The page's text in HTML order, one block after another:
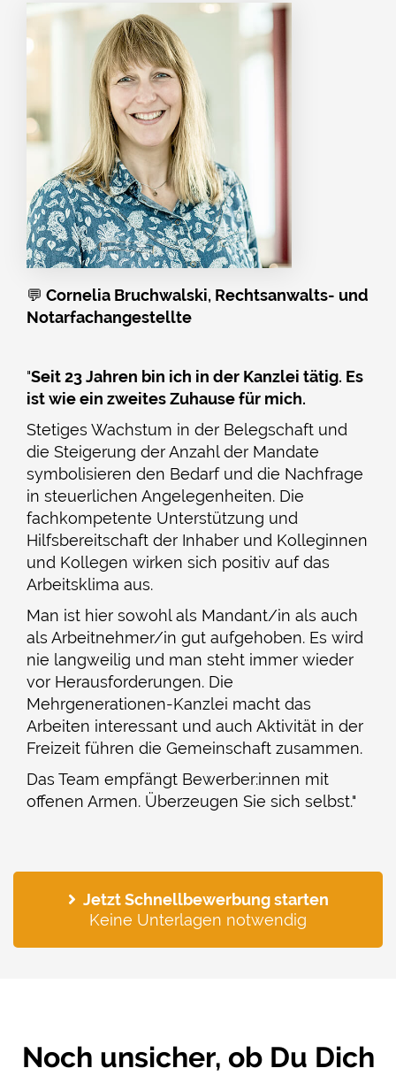
💬 Cornelia Bruchwalski, Rechtsanwalts- und
Notarfachangestellte
"Seit 23 Jahren bin ich in der Kanzlei tätig. Es
ist wie ein zweites Zuhause für mich.
Stetiges Wachstum in der Belegschaft und
die Steigerung der Anzahl der Mandate
symbolisieren den Bedarf und die Nachfrage
in steuerlichen Angelegenheiten. Die
fachkompetente Unterstützung und
Hilfsbereitschaft der Inhaber und Kolleginnen
und Kollegen wirken sich positiv auf das
Arbeitsklima aus.
Man ist hier sowohl als Mandant/in als auch
als Arbeitnehmer/in gut aufgehoben. Es wird
nie langweilig und man steht immer wieder
vor Herausforderungen. Die
Mehrgenerationen-Kanzlei macht das
Arbeiten interessant und auch Aktivität in der
Freizeit führen die Gemeinschaft zusammen.
Das Team empfängt Bewerber:innen mit
offenen Armen. Überzeugen Sie sich selbst."
Jetzt Schnellbewerbung starten
Keine Unterlagen notwendig
Noch unsicher, ob Du Dich